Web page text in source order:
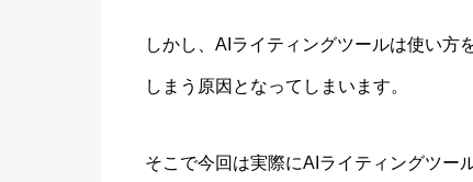
しかし、AIライティングツールは使い方
しまう原因となってしまいます。
そこで今回は実際にAIライティングツー